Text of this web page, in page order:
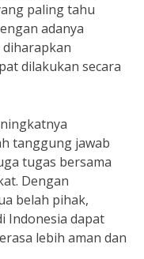
paling tahu
adanya
dilakukan secara
tanggung jawab
tugas bersama
Dengan
belah pihak,
Indonesia dapat
lebih aman dan